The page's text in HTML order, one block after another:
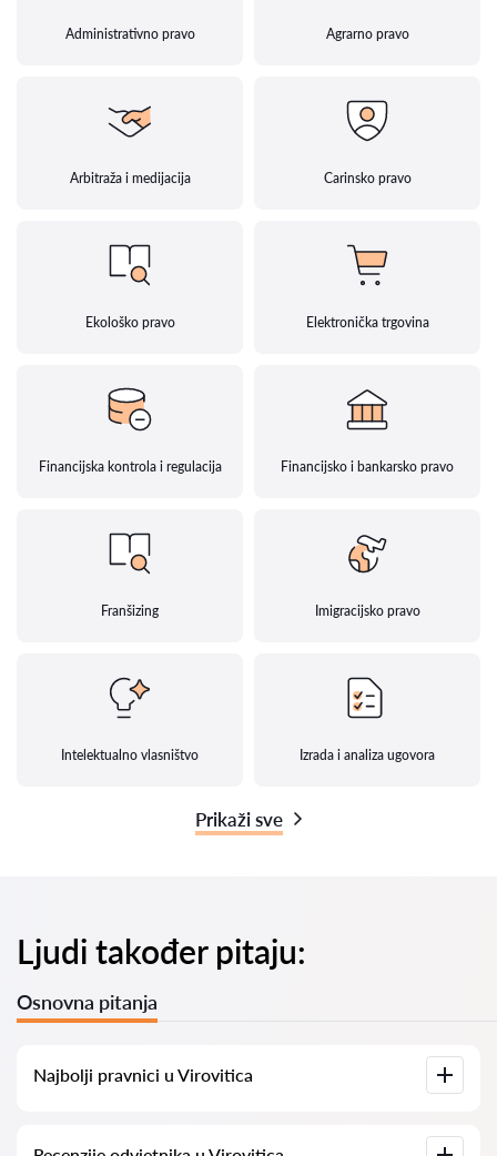
Administrativno pravo Agrarno pravo
Arbitraža i medijacija Carinsko pravo
Ekološko pravo Elektronička trgovina
Financijska kontrola i regulacija Financijsko i bankarsko pravo
Franšizing Imigracijsko pravo
Intelektualno vlasništvo Izrada i analiza ugovora
Prikaži sve
Ljudi također pitaju:
Osnovna pitanja
Najbolji pravnici u Virovitica